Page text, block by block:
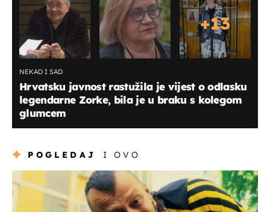
+13
NEKAD I SAD
Hrvatsku javnost rastužila je vijest o odlasku
legendarne Zorke, bila je u braku s kolegom
glumcem
POGLEDAJ I OVO